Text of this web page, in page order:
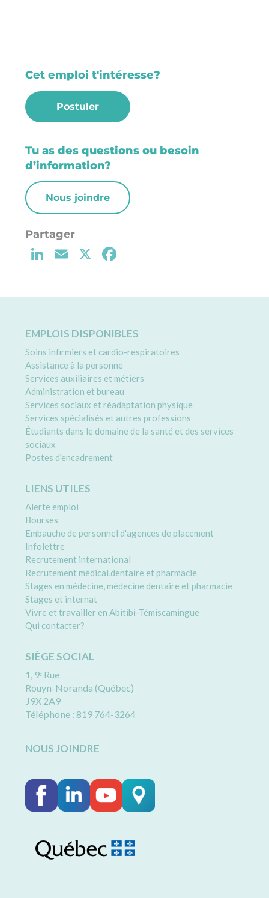
Cet emploi t'intéresse?
Postuler
Tu as des questions ou besoin
d’information?
Nous joindre
Li
k
d
I
n
E
ai
X
c
b
o
o
k
EMPLOIS DISPONIBLES
Soins infirmiers et cardio-respiratoires
Assistance à la personne
Services auxiliaires et métiers
Administration et bureau
Services sociaux et réadaptation physique
Services spécialisés et autres professions
Étudiants dans le domaine de la santé et des services
sociaux
Postes d'encadrement
LIENS UTILES
Alerte emploi
Bourses
Embauche de personnel d'agences de placement
Infolettre
Recrutement international
Recrutement médical,dentaire et pharmacie
Stages en médecine, médecine dentaire et pharmacie
Stages et internat
Vivre et travailler en Abitibi-Témiscamingue
Qui contacter?
SIÈGE SOCIAL
1, 9ᵉ Rue
Rouyn-Noranda (Québec)
J9X 2A9
Téléphone : 819 764-3264
NOUS JOINDRE